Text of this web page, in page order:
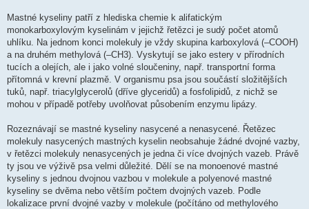
Mastné kyseliny patří z hlediska chemie k alifatickým
monokarboxylovým kyselinám v jejichž řetězci je sudý počet atomů
uhlíku. Na jednom konci molekuly je vždy skupina karboxylová (–COOH)
a na druhém methylová (–CH3). Vyskytují se jako estery v přírodních
tucích a olejích, ale i jako volné sloučeniny, např. transportní forma
přítomná v krevní plazmě. V organismu psa jsou součástí složitějších
tuků, např. triacylglycerolů (dříve glyceridů) a fosfolipidů, z nichž se
mohou v případě potřeby uvolňovat působením enzymu lipázy.
Rozeznávají se mastné kyseliny nasycené a nenasycené. Řetězec
molekuly nasycených mastných kyselin neobsahuje žádné dvojné vazby,
v řetězci molekuly nenasycených je jedna či více dvojných vazeb. Právě
ty jsou ve výživě psa velmi důležité. Dělí se na monoenové mastné
kyseliny s jednou dvojnou vazbou v molekule a polyenové mastné
kyseliny se dvěma nebo větším počtem dvojných vazeb. Podle
lokalizace první dvojné vazby v molekule (počítáno od methylového